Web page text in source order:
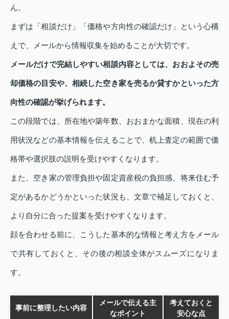
ん。
まずは「相談だけ」「価格や方向性の確認だけ」という心構
えで、メールから情報収集を始めることが大切です。
メールだけで完結しやすい相談内容としては、おおよその売
却価格の目安や、相続した空き家を売るか貸すかといった方
向性の確認が挙げられます。
この段階では、所在地や築年数、おおまかな面積、現在の利
用状況などの基本情報を伝えることで、机上査定の範囲で価
格帯や選択肢の説明を受けやすくなります。
また、空き家の管理負担や固定資産税の負担感、将来住む予
定があるかどうかといった状況も、文章で補足しておくと、
より自分に合った提案を受けやすくなります。
顔を合わせる前に、こうした基本的な情報と考え方をメール
で共有しておくと、その後の相談全体がスムーズになりま
す。
事前に整理したい内容
メールで伝える主
なポイント
考えておくと
安心な点